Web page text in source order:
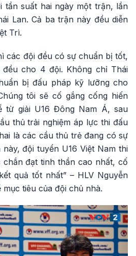
tần suất hai ngày một trận, lần
Lan. Cả ba trận này đều diễn
Trì.
các đội đều có sự chuẩn bị tốt,
đều cho 4 đội. Không chỉ Thái
bị đấu pháp kỹ lưỡng cho
tôi sẽ cố gắng cống hiến
từ giải U16 Đông Nam Á, sau
thủ trải nghiệm áp lực thi đấu
là các cầu thủ trẻ đang có sự
đội tuyển U16 Việt Nam thi
đạt tinh thần cao nhất, cố
quả tốt nhất” – HLV Nguyễn
tiêu của đội chủ nhà.